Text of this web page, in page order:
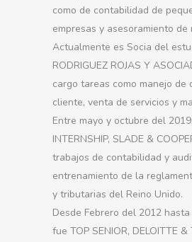
como de contabilidad de
empresas y asesoramiento de
Actualmente es Socia del
RODRIGUEZ ROJAS Y
cargo tareas como manejo de
cliente, venta de servicios y
Entre mayo y octubre del
INTERNSHIP, SLADE &
trabajos de contabilidad y
entrenamiento de la
y tributarias del Reino Unido.
Desde Febrero del 2012
fue TOP SENIOR, DELOITTE &